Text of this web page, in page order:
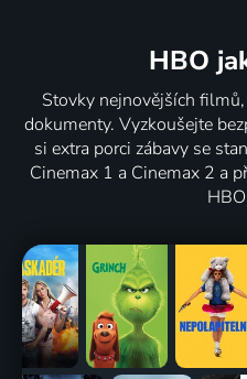
HBO
Stovky nejnovějších
dokumenty. Vyzkoušejte
si extra porci zábavy se
Cinemax 1 a Cinemax 2 a